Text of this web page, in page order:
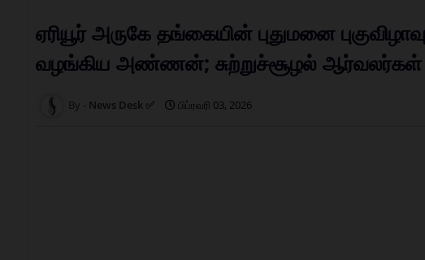
ஏரியூர் அருகே தங்கையின் புதுமனை
வழங்கிய அண்ணன்; சுற்றுச்சூழல் ஆர்வலர்கள்
News Desk ✅ பிப்ரவரி 03, 2026